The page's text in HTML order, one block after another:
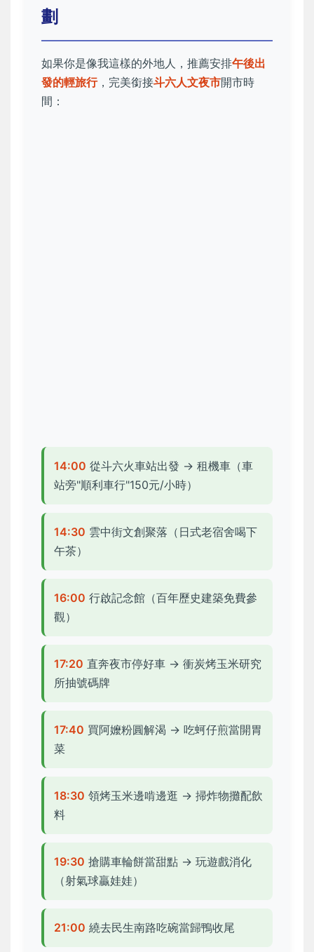
劃
如果你是像我這樣的外地人，推薦安排午後出
發的輕旅行，完美銜接斗六人文夜市開市時
間：
14:00 從斗六火車站出發 → 租機車（車
站旁"順利車行"150元/小時）
14:30 雲中街文創聚落（日式老宿舍喝下
午茶）
16:00 行啟記念館（百年歷史建築免費參
觀）
17:20 直奔夜市停好車 → 衝炭烤玉米研究
所抽號碼牌
17:40 買阿嬤粉圓解渴 → 吃蚵仔煎當開胃
菜
18:30 領烤玉米邊啃邊逛 → 掃炸物攤配飲
料
19:30 搶購車輪餅當甜點 → 玩遊戲消化
（射氣球贏娃娃）
21:00 繞去民生南路吃碗當歸鴨收尾